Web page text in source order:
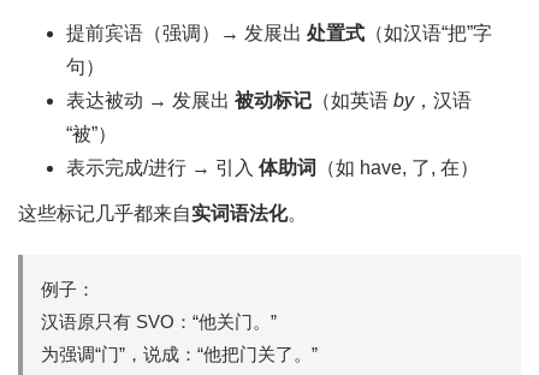
提前宾语（强调）→ 发展出 处置式 （如汉语“把”字
句）
表达被动 → 发展出 被动标记 （如英语 by，汉语
“被”）
表示完成/进行 → 引入 体助词 （如 have, 了, 在）
这些标记几乎都来自实词语法化。
例子：
汉语原只有 SVO：“他关门。”
为强调“门”，说成：“他把门关了。”